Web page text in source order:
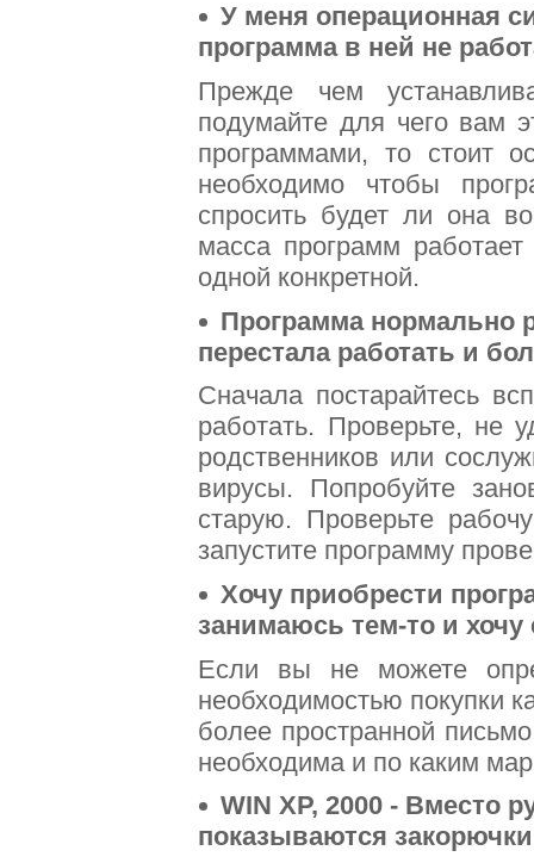
У меня операционная
программа в ней не
Прежде чем
подумайте для чего вам
программами, то стоит
необходимо чтобы
спросить будет ли она
масса программ
одной конкретной.
Программа нормально
перестала работать и
Сначала постарайтесь
работать. Проверьте, не
родственников или
вирусы. Попробуйте
старую. Проверьте
запустите программу
Хочу приобрести
занимаюсь тем-то и
Если вы не можете
необходимостью покупки
более пространной
необходима и по каким
WIN XP, 2000 - Вместо
показываются